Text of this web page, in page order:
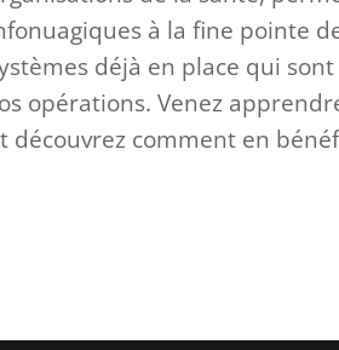
à la fine pointe
déjà en place qui
opérations. Venez
découvrez comment en